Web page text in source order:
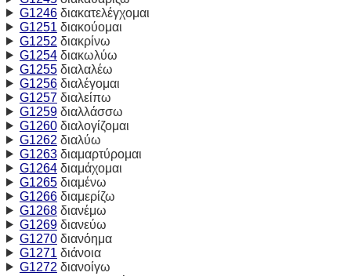
G1246διακατελέγχομαι
G1251 διακούομαι
G1252 διακρίνω
G1254διακωλύω
G1255διαλαλέω
G1256διαλέγομαι
G1257διαλείπω
G1259διαλλάσσω
G1260διαλογίζομαι
G1262 διαλύω
G1263διαμαρτύρομαι
G1264διαμάχομαι
G1265διαμένω
G1266διαμερίζω
G1268διανέμω
G1269διανεύω
G1270διανόημα
G1271 διάνοια
G1272 διανοίγω